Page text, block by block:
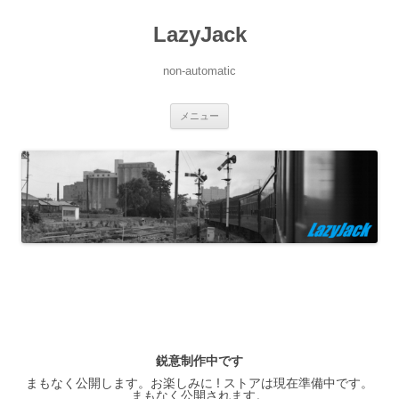
LazyJack
non-automatic
メニュー
ツ
へ
ス
キ
ッ
プ
鋭意制作中です
まもなく公開します。お楽しみに ! ストアは現在準備中です。
まもなく公開されます。